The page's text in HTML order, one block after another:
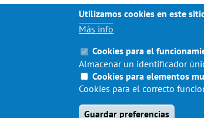
© ESCUELA DE ARQUITECTURA 2020
Utilizamos cookies en este
Más info
Cookies para el
Almacenar un identificador
Cookies para elementos
Cookies para el correcto
Guardar preferencias